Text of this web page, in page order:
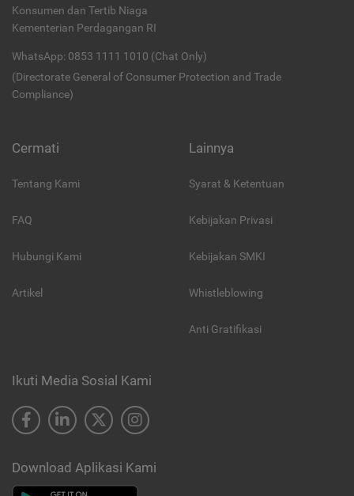
Konsumen dan Tertib Niaga
Kementerian Perdagangan RI
WhatsApp: 0853 1111 1010 (Chat Only)
(Directorate General of Consumer Protection and Trade
Compliance)
Cermati
Tentang Kami
FAQ
Hubungi Kami
Artikel
Lainnya
Syarat & Ketentuan
Kebijakan Privasi
Kebijakan SMKI
Whistleblowing
Anti Gratifikasi
Ikuti Media Sosial Kami
Download Aplikasi Kami